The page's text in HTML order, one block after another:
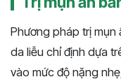
Phương pháp trị
da liễu chỉ định dựa
vào mức độ nặng